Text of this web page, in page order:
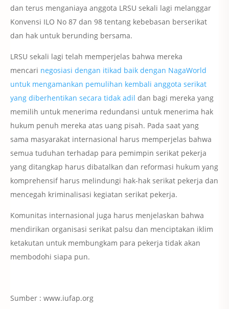
dan terus menganiaya anggota LRSU sekali lagi melanggar
Konvensi ILO No 87 dan 98 tentang kebebasan berserikat
dan hak untuk berunding bersama.
LRSU sekali lagi telah memperjelas bahwa mereka
mencari negosiasi dengan itikad baik dengan NagaWorld
untuk mengamankan pemulihan kembali anggota serikat
yang diberhentikan secara tidak adil dan bagi mereka yang
memilih untuk menerima redundansi untuk menerima hak
hukum penuh mereka atas uang pisah. Pada saat yang
sama masyarakat internasional harus memperjelas bahwa
semua tuduhan terhadap para pemimpin serikat pekerja
yang ditangkap harus dibatalkan dan reformasi hukum yang
komprehensif harus melindungi hak-hak serikat pekerja dan
mencegah kriminalisasi kegiatan serikat pekerja.
Komunitas internasional juga harus menjelaskan bahwa
mendirikan organisasi serikat palsu dan menciptakan iklim
ketakutan untuk membungkam para pekerja tidak akan
membodohi siapa pun.
Sumber : www.iufap.org